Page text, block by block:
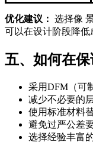
优化建议： 选择像
可以在设计阶段降低
五、如何在
采用DFM（可
减少不必要的
使用标准材料
避免过严公差
选择经验丰富